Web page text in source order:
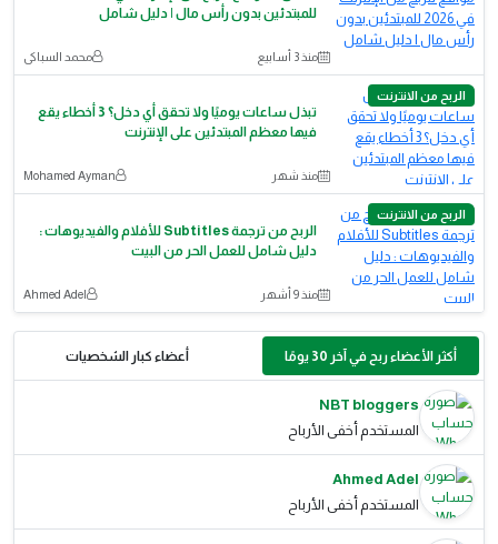
للمبتدئين بدون رأس مال | دليل شامل
منذ 3 أسابيع محمد السباكى
الربح من الانترنت
تبذل ساعات يوميًا ولا تحقق أي دخل؟ 3 أخطاء يقع
فيها معظم المبتدئين على الإنترنت
منذ شهر Mohamed Ayman
الربح من الانترنت
الربح من ترجمة Subtitles للأفلام والفيديوهات :
دليل شامل للعمل الحر من البيت
منذ 9 أشهر Ahmed Adel
أكثر الأعضاء ربح في آخر 30 يومًا أعضاء كبار الشخصيات
NBT bloggers
المستخدم أخفى الأرباح
Ahmed Adel
المستخدم أخفى الأرباح